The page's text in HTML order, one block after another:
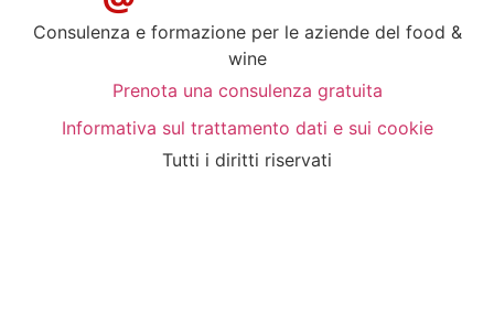
Consulenza e formazione per le aziende del food &
wine
Prenota una consulenza gratuita
Informativa sul trattamento dati e sui cookie
Tutti i diritti riservati